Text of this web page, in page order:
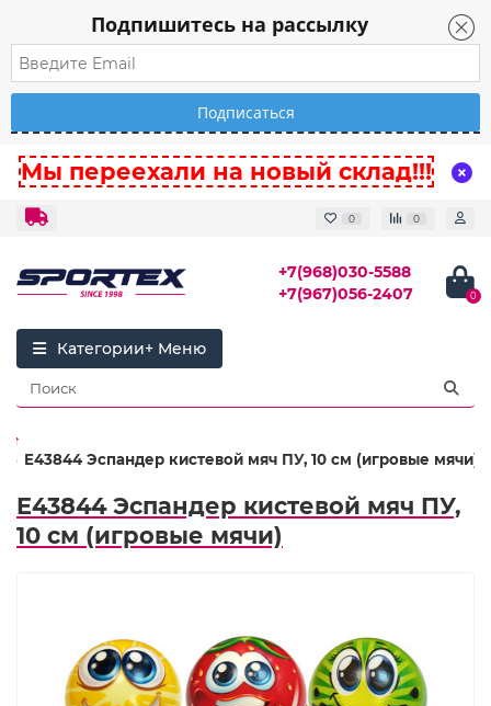
Подпишитесь на рассылку
Мы переехали на новый склад!!!
0 0
+7(968)030-5588
+7(967)056-2407
0
Категории
E43844 Эспандер кистевой мяч ПУ, 10 см (игровые мячи)
E43844 Эспандер кистевой мяч ПУ,
10 см (игровые мячи)